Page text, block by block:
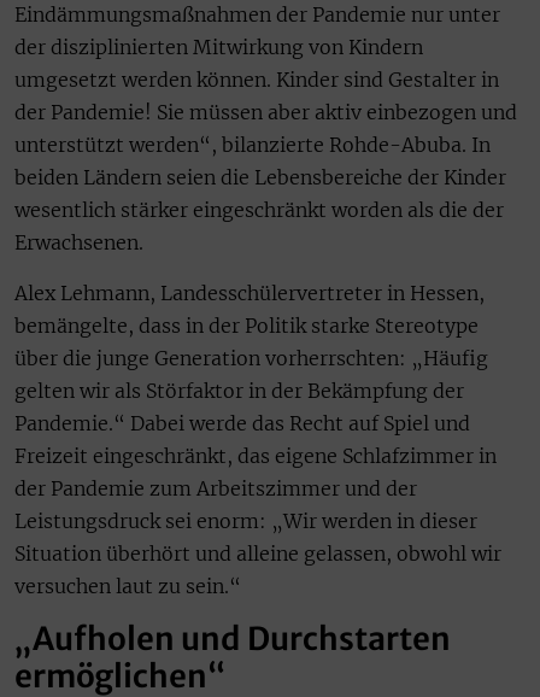
Eindämmungsmaßnahmen der Pandemie nur unter
der disziplinierten Mitwirkung von Kindern
umgesetzt werden können. Kinder sind Gestalter in
der Pandemie! Sie müssen aber aktiv einbezogen und
unterstützt werden“, bilanzierte Rohde-Abuba. In
beiden Ländern seien die Lebensbereiche der Kinder
wesentlich stärker eingeschränkt worden als die der
Erwachsenen.
Alex Lehmann, Landesschülervertreter in Hessen,
bemängelte, dass in der Politik starke Stereotype
über die junge Generation vorherrschten: „Häufig
gelten wir als Störfaktor in der Bekämpfung der
Pandemie.“ Dabei werde das Recht auf Spiel und
Freizeit eingeschränkt, das eigene Schlafzimmer in
der Pandemie zum Arbeitszimmer und der
Leistungsdruck sei enorm: „Wir werden in dieser
Situation überhört und alleine gelassen, obwohl wir
versuchen laut zu sein.“
„Aufholen und Durchstarten
ermöglichen“